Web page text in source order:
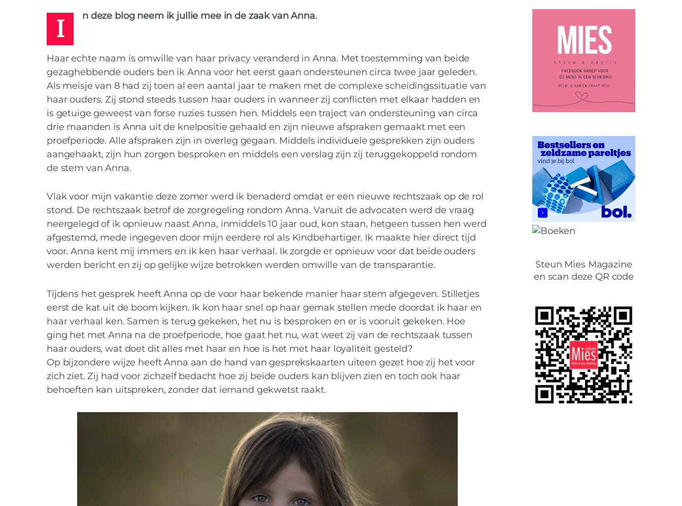
MIES PARTNERS
Het terzijde schuiven van kind-verslag in belang van
kind?
I n deze blog neem ik jullie mee in de zaak van Anna.
Haar echte naam is omwille van haar privacy veranderd in Anna. Met toestemming van beide
gezaghebbende ouders ben ik Anna voor het eerst gaan ondersteunen circa twee jaar geleden.
Als meisje van 8 had zij toen al een aantal jaar te maken met de complexe scheidingssituatie van
haar ouders. Zij stond steeds tussen haar ouders in wanneer zij conflicten met elkaar hadden en
is getuige geweest van forse ruzies tussen hen. Middels een traject van ondersteuning van circa
drie maanden is Anna uit de knelpositie gehaald en zijn nieuwe afspraken gemaakt met een
proefperiode. Alle afspraken zijn in overleg gegaan. Middels individuele gesprekken zijn ouders
aangehaakt, zijn hun zorgen besproken en middels een verslag zijn zij teruggekoppeld rondom
de stem van Anna.
Vlak voor mijn vakantie deze zomer werd ik benaderd omdat er een nieuwe rechtszaak op de rol
stond. De rechtszaak betrof de zorgregeling rondom Anna. Vanuit de advocaten werd de vraag
neergelegd of ik opnieuw naast Anna, inmiddels 10 jaar oud, kon staan, hetgeen tussen hen werd
afgestemd, mede ingegeven door mijn eerdere rol als Kindbehartiger. Ik maakte hier direct tijd
voor. Anna kent mij immers en ik ken haar verhaal. Ik zorgde er opnieuw voor dat beide ouders
werden bericht en zij op gelijke wijze betrokken werden omwille van de transparantie.
Tijdens het gesprek heeft Anna op de voor haar bekende manier haar stem afgegeven. Stilletjes
eerst de kat uit de boom kijken. Ik kon haar snel op haar gemak stellen mede doordat ik haar en
haar verhaal ken. Samen is terug gekeken, het nu is besproken en er is vooruit gekeken. Hoe
ging het met Anna na de proefperiode, hoe gaat het nu, wat weet zij van de rechtszaak tussen
haar ouders, wat doet dit alles met haar en hoe is het met haar loyaliteit gesteld?
Op bijzondere wijze heeft Anna aan de hand van gesprekskaarten uiteen gezet hoe zij het voor
zich ziet. Zij had voor zichzelf bedacht hoe zij beide ouders kan blijven zien en toch ook haar
behoeften kan uitspreken, zonder dat iemand gekwetst raakt.
Steun Mies Magazine
en scan deze QR code